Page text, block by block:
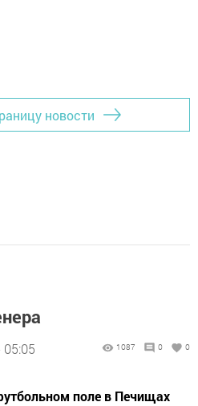
новости
05:05 1087 0 0
поле в Печищах